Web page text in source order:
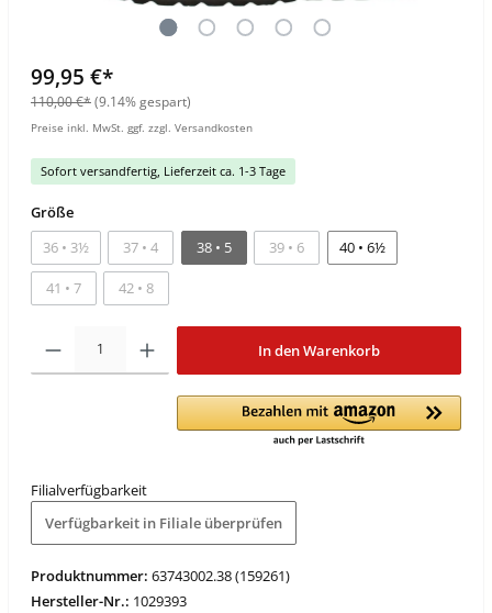
99,95 €*
110,00 €*(9.14% gespart)
Preise inkl. MwSt. ggf. zzgl. Versandkosten
Sofort versandfertig, Lieferzeit ca. 1-3 Tage
Größe
36 • 3½
37 • 4 38 • 5 39 • 6 40 • 6½
41 • 7 42 • 8
In den Warenkorb
Filialverfügbarkeit
Verfügbarkeit in Filiale überprüfen
Produktnummer: 63743002.38 (159261)
Hersteller-Nr.: 1029393